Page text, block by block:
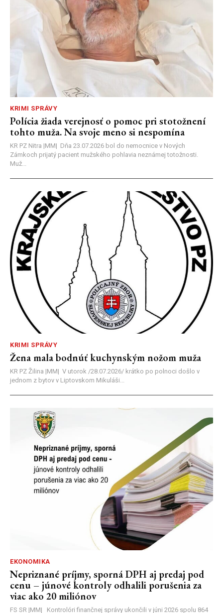
KRIMI SPRÁVY
Polícia žiada verejnosť o pomoc pri stotožnení
tohto muža. Na svoje meno si nespomína
KR PZ Nitra |MM| Dňa 23.07.2026 bol do nemocnice v Nových
Zámkoch prijatý pacient mužského pohlavia neznámej totožnosti.
Muž...
KRIMI SPRÁVY
Žena mala bodnúť kuchynským nožom muža
KR PZ Žilina |MM| V utorok /28.07.2026/ krátko po polnoci došlo v
jednom z bytov v Liptovskom Mikuláši...
EKONOMIKA
Nepriznané príjmy, sporná DPH aj predaj pod
cenu – júnové kontroly odhalili porušenia za
viac ako 20 miliónov
FS SR |MM| Kontrolóri finančnej správy ukončili v júni 2026 spolu 864